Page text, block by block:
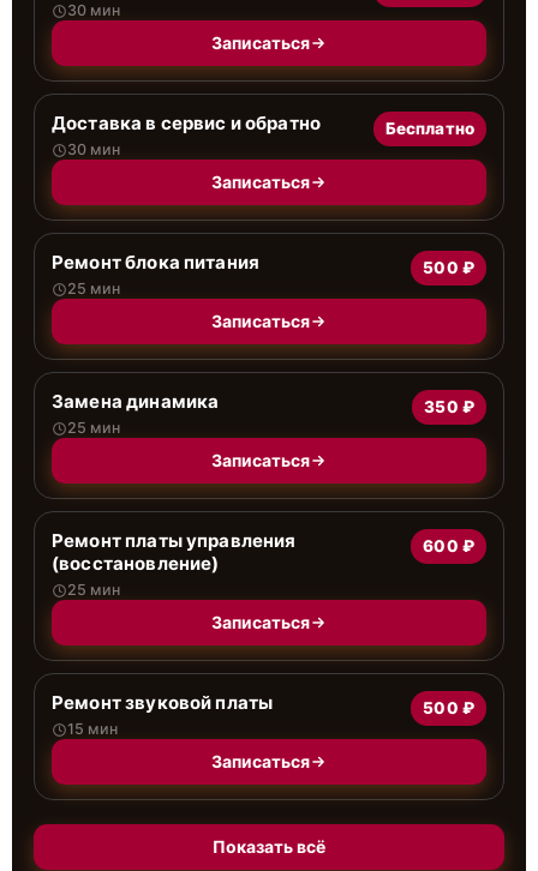
30 мин
Записаться
Доставка в сервис и обратно
30 мин
Бесплатно
Записаться
Ремонт блока питания
25 мин
500 ₽
Записаться
Замена динамика
25 мин
350 ₽
Записаться
Ремонт платы управления
(восстановление)
25 мин
600 ₽
Записаться
Ремонт звуковой платы
15 мин
500 ₽
Записаться
Показать всё